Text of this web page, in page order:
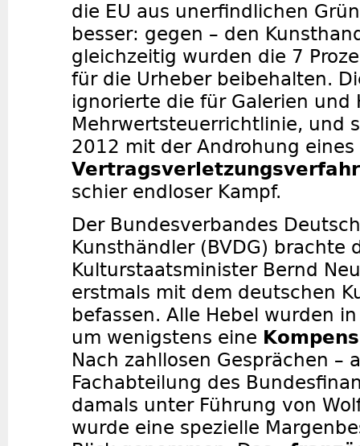
die EU aus unerfindlichen
besser: gegen – den
gleichzeitig wurden die 7
für die Urheber beibehalten.
ignorierte die für Galerien und
Mehrwertsteuerrichtlinie, und
2012 mit der Androhung eines
schier endloser Kampf.
Der Bundesverbandes
Kunsthändler (BVDG) brachte
Kulturstaatsminister Bernd
erstmals mit dem deutschen
befassen. Alle Hebel wurden
um wenigstens eine
Nach zahllosen Gesprächen –
Fachabteilung des
damals unter Führung von
wurde eine spezielle